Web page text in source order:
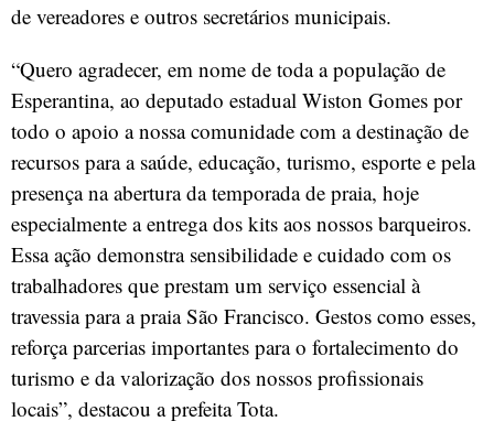
de vereadores e outros secretários municipais.
“Quero agradecer, em nome de toda a população de
Esperantina, ao deputado estadual Wiston Gomes por
todo o apoio a nossa comunidade com a destinação de
recursos para a saúde, educação, turismo, esporte e pela
presença na abertura da temporada de praia, hoje
especialmente a entrega dos kits aos nossos barqueiros.
Essa ação demonstra sensibilidade e cuidado com os
trabalhadores que prestam um serviço essencial à
travessia para a praia São Francisco. Gestos como esses,
reforça parcerias importantes para o fortalecimento do
turismo e da valorização dos nossos profissionais
locais”, destacou a prefeita Tota.